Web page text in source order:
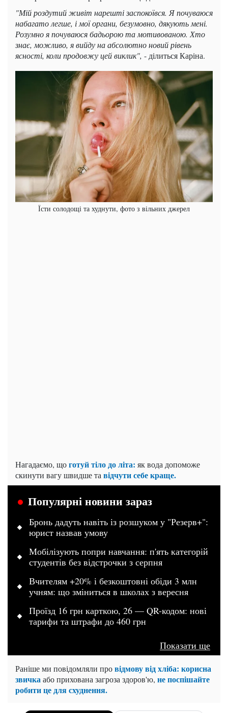
"Мій роздутий живіт нарешті заспокоївся. Я почуваюся
набагато легше, і мої органи, безумовно, дякують мені.
Розумно я почуваюся бадьорою та мотивованою. Хто
знає, можливо, я вийду на абсолютно новий рівень
ясності, коли продовжу цей виклик", - ділиться Каріна.
Їсти солодощі та худнути, фото з вільних джерел
Нагадаємо, щоготуй тіло до літа: як вода допоможе
скинути вагу швидше та відчути себе краще.
Популярні новини зараз
Бронь дадуть навіть із розшуком у "Резерв+":
юрист назвав умову
Мобілізують попри навчання: п'ять категорій
студентів без відстрочки з серпня
Вчителям +20% і безкоштовні обіди 3 млн
учням: що зміниться в школах з вересня
Проїзд 16 грн карткою, 26 — QR-кодом: нові
тарифи та штрафи до 460 грн
Показати ще
Раніше ми повідомляли провідмову від хліба: корисна
звичкаабо прихована загроза здоров'ю, не поспішайте
робити це для схуднення.